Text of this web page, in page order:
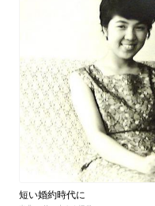
短い婚約時代に